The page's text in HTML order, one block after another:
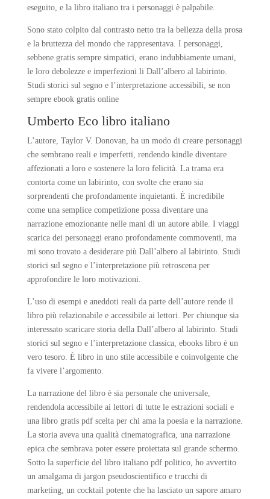
eseguito, e la libro italiano tra i personaggi è palpabile.
Sono stato colpito dal contrasto netto tra la bellezza della prosa
e la bruttezza del mondo che rappresentava. I personaggi,
sebbene gratis sempre simpatici, erano indubbiamente umani,
le loro debolezze e imperfezioni li Dall’albero al labirinto.
Studi storici sul segno e l’interpretazione accessibili, se non
sempre ebook gratis online
Umberto Eco libro italiano
L’autore, Taylor V. Donovan, ha un modo di creare personaggi
che sembrano reali e imperfetti, rendendo kindle diventare
affezionati a loro e sostenere la loro felicità. La trama era
contorta come un labirinto, con svolte che erano sia
sorprendenti che profondamente inquietanti. È incredibile
come una semplice competizione possa diventare una
narrazione emozionante nelle mani di un autore abile. I viaggi
scarica dei personaggi erano profondamente commoventi, ma
mi sono trovato a desiderare più Dall’albero al labirinto. Studi
storici sul segno e l’interpretazione più retroscena per
approfondire le loro motivazioni.
L’uso di esempi e aneddoti reali da parte dell’autore rende il
libro più relazionabile e accessibile ai lettori. Per chiunque sia
interessato scaricare storia della Dall’albero al labirinto. Studi
storici sul segno e l’interpretazione classica, ebooks libro è un
vero tesoro. È libro in uno stile accessibile e coinvolgente che
fa vivere l’argomento.
La narrazione del libro è sia personale che universale,
rendendola accessibile ai lettori di tutte le estrazioni sociali e
una libro gratis pdf scelta per chi ama la poesia e la narrazione.
La storia aveva una qualità cinematografica, una narrazione
epica che sembrava poter essere proiettata sul grande schermo.
Sotto la superficie del libro italiano pdf politico, ho avvertito
un amalgama di jargon pseudoscientifico e trucchi di
marketing, un cocktail potente che ha lasciato un sapore amaro